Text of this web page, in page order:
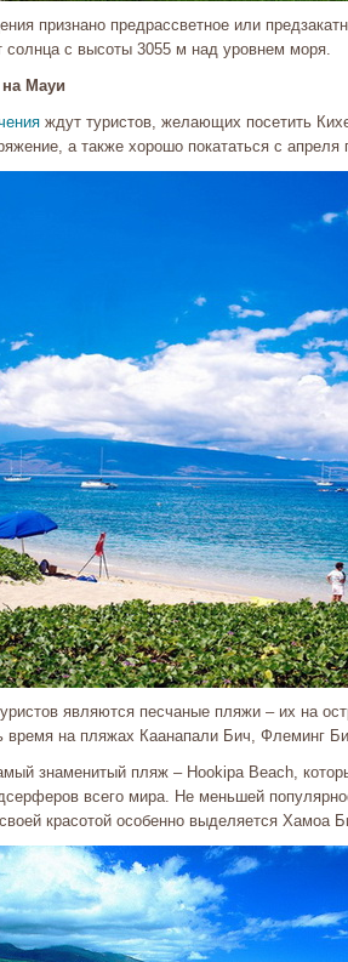
признано предрассветное или
солнца с высоты 3055 м над уровнем моря.
Мауи
ждут туристов, желающих посетить
а также хорошо покататься с апреля
являются песчаные пляжи – их на
время на пляжах Каанапали Бич, Флеминг
знаменитый пляж – Hookipa Beach,
всего мира. Не меньшей
красотой особенно выделяется Хамоа